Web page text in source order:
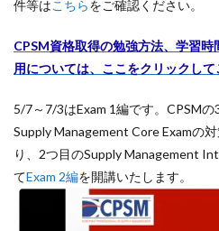
件等はこちらをご確認ください。
CPSM資格取得の勉強方法、学習
用については、ここをクリックし
5/7～7/3はExam 1編です。CPSM
Supply Management Core Examの
り、2つ目のSupply Management
てExam 2編を開講いたします。